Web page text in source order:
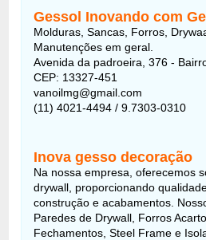
Gessol Inovando com
Molduras, Sancas, Forros,
Manutenções em geral.
Avenida da padroeira, 376 -
CEP: 13327-451
vanoilmg@gmail.com
(11) 4021-4494 / 9.7303-0310
Inova gesso decoração
Na nossa empresa, oferecemos
drywall, proporcionando
construção e acabamentos.
Paredes de Drywall, Forros
Fechamentos, Steel Frame e